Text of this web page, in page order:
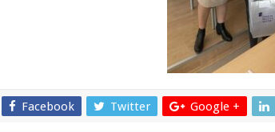
Facebook Twitter Google +